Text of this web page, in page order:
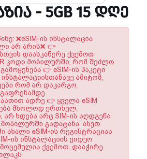
- 5GB 15 ᲓᲦᲔ
❌eSIM-ის ინსტალაცია
არ არის❌ 👉
დაასკანერე ქვემოთ
კოდი მობილურში, რომ შეძლო
👉 eSIM-ის პაკეტი
ამიტომ,
რომ არ დაკარგო,
ადრე 👉 ყველა eSIM
მხოლოდ ერთხელ,
არ ხდება არც SIM-ის აღდგენა
გადატანა. ასეთ
ახალი eSIM-ის რეგისტრაციაა
ის ინსტალაციის ვიდეო
ქვემოთ. დააჭირე